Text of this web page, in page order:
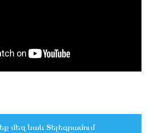
մեզ նաև Տելեգրամում